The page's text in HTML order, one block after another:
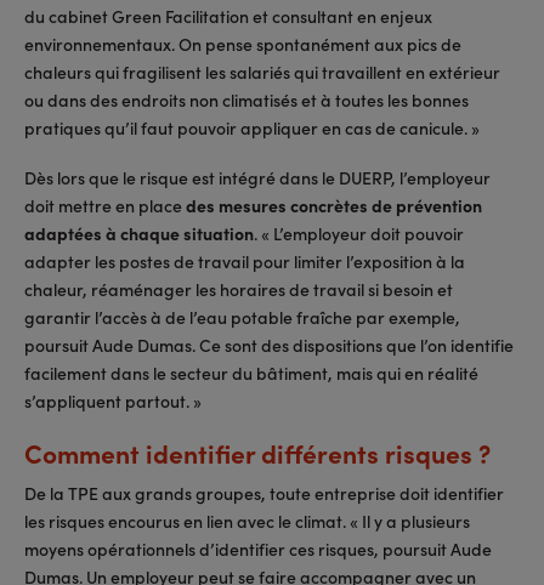
du cabinet Green Facilitation et consultant en enjeux
environnementaux. On pense spontanément aux pics de
chaleurs qui fragilisent les salariés qui travaillent en extérieur
ou dans des endroits non climatisés et à toutes les bonnes
pratiques qu’il faut pouvoir appliquer en cas de canicule. »
Dès lors que le risque est intégré dans le DUERP, l’employeur
doit mettre en placedes mesures concrètes de prévention
adaptées à chaque situation. « L’employeur doit pouvoir
adapter les postes de travail pour limiter l’exposition à la
chaleur, réaménager les horaires de travail si besoin et
garantir l’accès à de l’eau potable fraîche par exemple,
poursuit Aude Dumas. Ce sont des dispositions que l’on identifie
facilement dans le secteur du bâtiment, mais qui en réalité
s’appliquent partout. »
Comment identifier différents risques ?
De la TPE aux grands groupes, toute entreprise doit identifier
les risques encourus en lien avec le climat. « Il y a plusieurs
moyens opérationnels d’identifier ces risques, poursuit Aude
Dumas. Un employeur peut se faire accompagner avec un